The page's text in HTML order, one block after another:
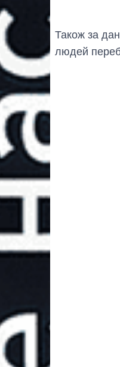
Також за
людей